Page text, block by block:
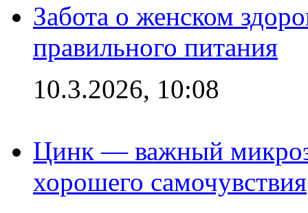
Забота о женском
правильного питания
10.3.2026, 10:08
Цинк — важный
хорошего самочувствия